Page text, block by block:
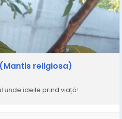
religiosa)
unde ideile prind viață!